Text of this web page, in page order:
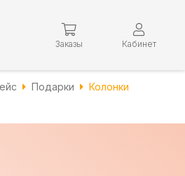
Заказы Кабинет
Подарки Колонки